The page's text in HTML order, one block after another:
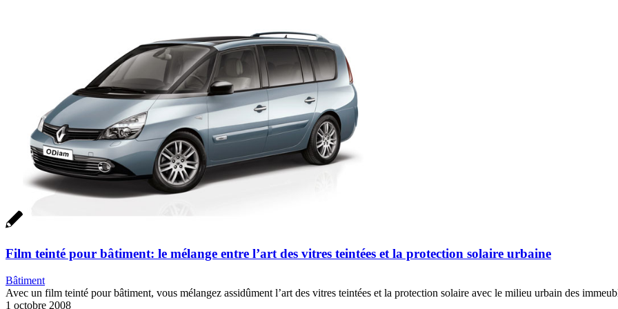
Film teinté pour bâtiment: le mélange entre l’art des vitres teintées et la protection solaire urbaine
Bâtiment
Avec un film teinté pour bâtiment, vous mélangez assidûment l’art des vitres teintées et la protection solaire avec le milieu urbain des
1 octobre 2008